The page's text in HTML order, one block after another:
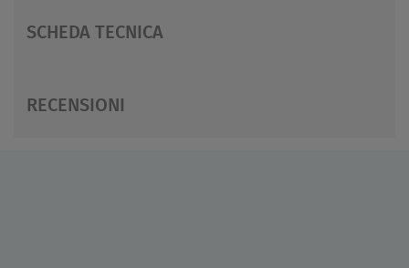
SCHEDA TECNICA
RECENSIONI